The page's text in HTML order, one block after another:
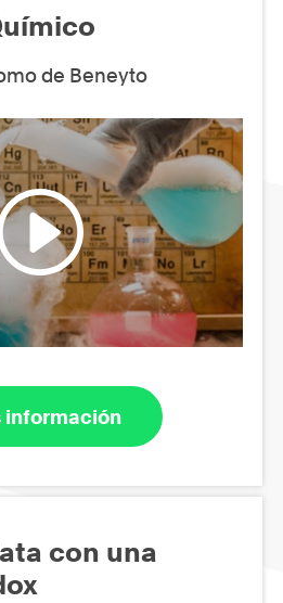
de Beneyto
información
con una